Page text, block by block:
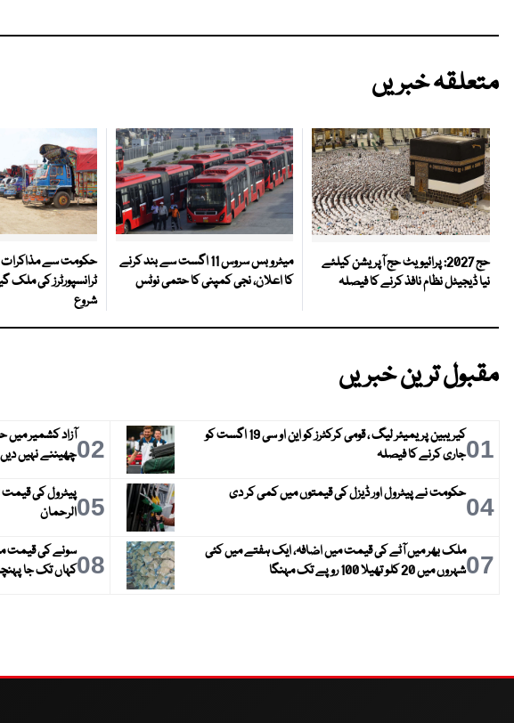
متعلقہ خبریں
حج 2027: پرائیویٹ حج آپریشن کیلئے
نیا ڈیجیٹل نظام نافذ کرنے کا فیصلہ
میٹرو بس سروس 11 اگست سے بند کرنے
کا اعلان، نجی کمپنی کا حتمی نوٹس
حکومت سے مذاکرات
ٹرانسپورٹرز کی ملک
شروع
مقبول ترین خبریں
01
کیریبین پریمیئر لیگ ، قومی کرکٹرز کو این او سی 19 اگست کو
جاری کرنے کا فیصلہ
02آزاد کشمیر میں
چھیننے نہیں دیں
04حکومت نے پیٹرول اور ڈیزل کی قیمتوں میں کمی کر دی 05الرحمان
07ملک بھر میں آٹے کی قیمت میں اضافہ، ایک ہفتے میں کئی
شہروں میں 20 کلو تھیلا 100 روپے تک مہنگا
08سونے کی قیمت
کہاں تک جا